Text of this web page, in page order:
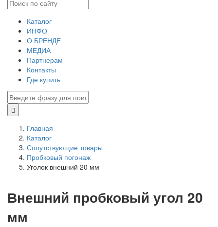
Каталог
ИНФО
О БРЕНДЕ
МЕДИА
Партнерам
Контакты
Где купить
Главная
Каталог
Сопутствующие товары
Пробковый погонаж
Уголок внешний 20 мм
Внешний пробковый угол 20
мм